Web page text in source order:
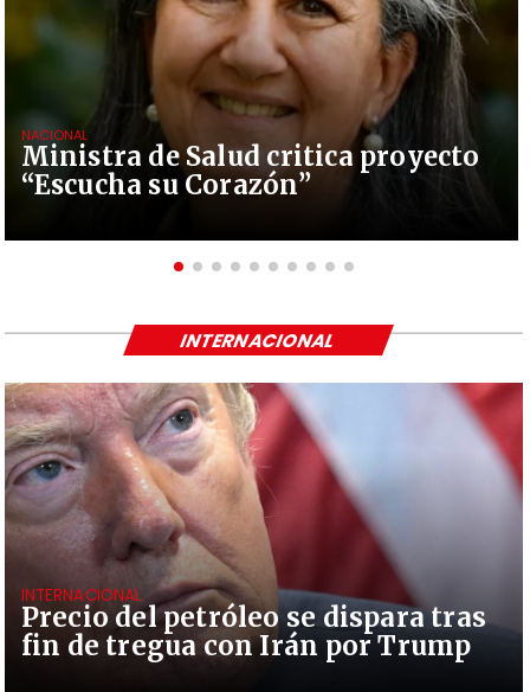
Ministra de Salud critica proyecto
“Escucha su Corazón”
NACIONAL
Precio del petróleo se dispara tras
fin de tregua con Irán por Trump
INTERNACIONAL
INTERNACIONAL